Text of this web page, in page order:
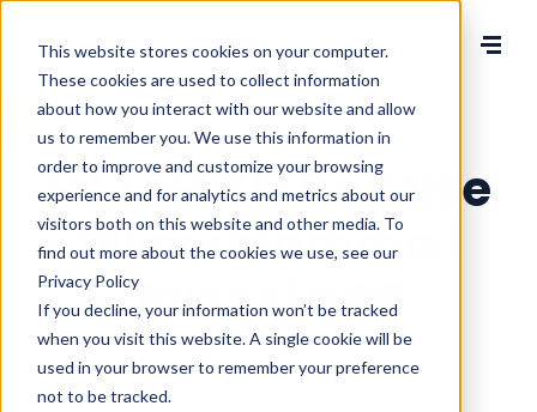
This website stores cookies on your computer.
These cookies are used to collect information
about how you interact with our website and allow
us to remember you. We use this information in
order to improve and customize your browsing
experience and for analytics and metrics about our
visitors both on this website and other media. To
find out more about the cookies we use, see our
Privacy Policy
If you decline, your information won’t be tracked
when you visit this website. A single cookie will be
used in your browser to remember your preference
not to be tracked.
Change language
RÄTTELSE: Kallelse
till årsstämma i
Avensia AB
28 april, 2017, 7:45 CEST